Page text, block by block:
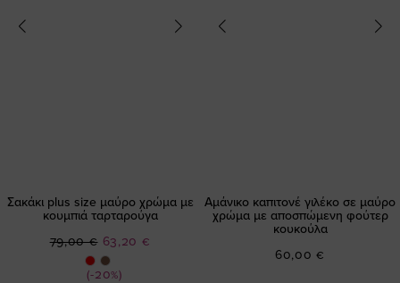
Σακάκι plus size μαύρο χρώμα με
κουμπιά ταρταρούγα
(-20%)
Ειδική
Τιμή
63,20 €
79,00 €
Αμάνικο καπιτονέ γιλέκο σε μαύρο
χρώμα με αποσπώμενη φούτερ
κουκούλα
60,00 €